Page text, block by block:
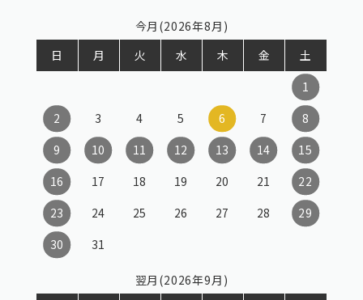
今月(2026年8月)
日
月 火 水 木 金
土
1
2
3 4 5 6 7
8
9
10 11 12 13 14
15
16
17 18 19 20 21
22
23
24 25 26 27 28
29
30
31
翌月(2026年9月)